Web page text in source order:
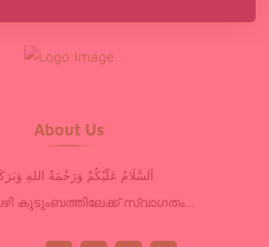
About Us
اَلسَّلَامُ عَلَٓيْكُمْ وَرَحْمَةُ اللهِ
കുടുംബത്തിലേക്ക് സ്വാഗതം…